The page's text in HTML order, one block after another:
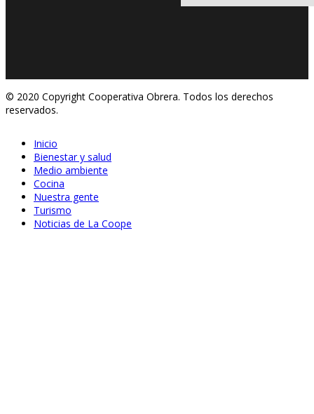
© 2020 Copyright Cooperativa Obrera. Todos los derechos
reservados.
Inicio
Bienestar y salud
Medio ambiente
Cocina
Nuestra gente
Turismo
Noticias de La Coope